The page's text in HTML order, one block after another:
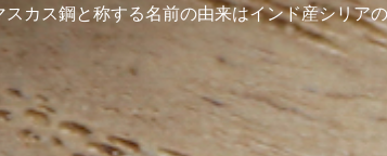
スカス鋼と称する名前の由来はインド産シリア